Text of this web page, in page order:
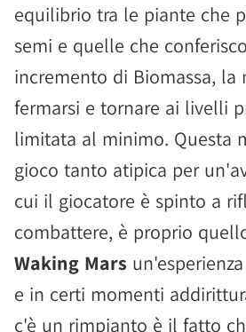
equilibrio tra le piante che
semi e quelle che
incremento di Biomassa, la
fermarsi e tornare ai livelli
limitata al minimo. Questa
gioco tanto atipica per
cui il giocatore è spinto a
combattere, è proprio
Waking Mars
e in certi momenti
c'è un rimpianto è il fatto